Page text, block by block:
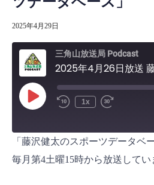
2025年4月29日
三角山放送局 Podcast
P
l
E
p
s
o
1x
SHARE
「藤沢健太のスポーツデータベー
毎月第4土曜15時から放送してい